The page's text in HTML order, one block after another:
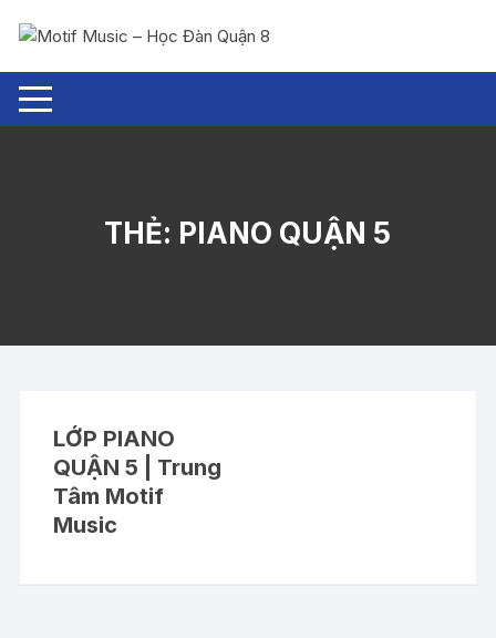
dung
THẺ: PIANO QUẬN 5
LỚP PIANO
QUẬN 5 | Trung
Tâm Motif
Music